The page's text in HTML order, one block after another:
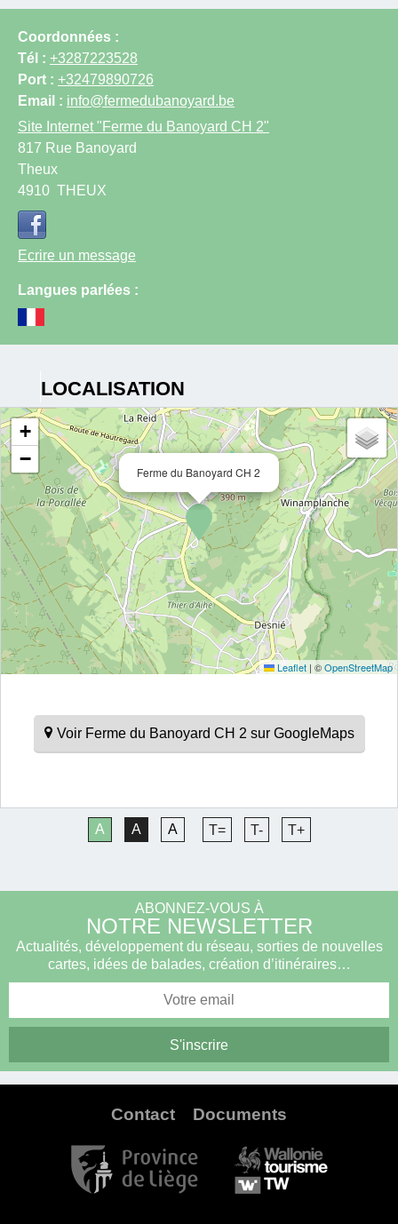
Coordonnées :
Tél : +3287223528
Port : +32479890726
Email : info@fermedubanoyard.be
Site Internet "Ferme du Banoyard CH 2"
817 Rue Banoyard
Theux
4910 THEUX
Ecrire un message
Langues parlées :
LOCALISATION
Ferme du Banoyard CH 2
+
−
Leaflet | ©OpenStreetMap
Voir Ferme du Banoyard CH 2 sur GoogleMaps
A A A T= T- T+
ABONNEZ-VOUS À
NOTRE NEWSLETTER
Actualités, développement du réseau, sorties de nouvelles
cartes, idées de balades, création d’itinéraires…
Contact Documents